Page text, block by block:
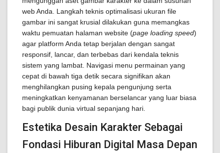
web Anda. Langkah teknis optimalisasi ukuran file
gambar ini sangat krusial dilakukan guna memangkas
waktu pemuatan halaman website (page loading speed)
agar platform Anda tetap berjalan dengan sangat
responsif, lancar, dan terbebas dari kendala teknis
sistem yang lambat. Navigasi menu permainan yang
cepat di bawah tiga detik secara signifikan akan
menghilangkan pusing kepala pengunjung serta
meningkatkan kenyamanan berselancar yang luar biasa
bagi publik dunia virtual sepanjang hari.
Estetika Desain Karakter Sebagai
Fondasi Hiburan Digital Masa Depan